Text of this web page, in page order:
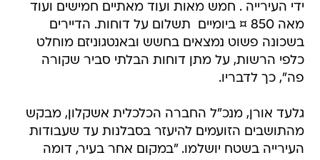
ידי העירייה . חמש מאות ועוד מאתיים חמישים ועוד
מאה 850 ¤ ביומיים  תשלום על דוחות. הדיירים
בשכונה פשוט נמצאים בחשש ובאנטגוניזם מוחלט
כלפי הרשות, על מתן דוחות הבלתי סביר שקורה
פה", כך לדבריו.
גלעד אורן, מנכ"ל החברה הכלכלית אשקלון, מבקש
מהתושבים הזועמים להיעזר בסבלנות עד שעבודות
העירייה בשטח יושלמו. "במקום אחר בעיר, דומה